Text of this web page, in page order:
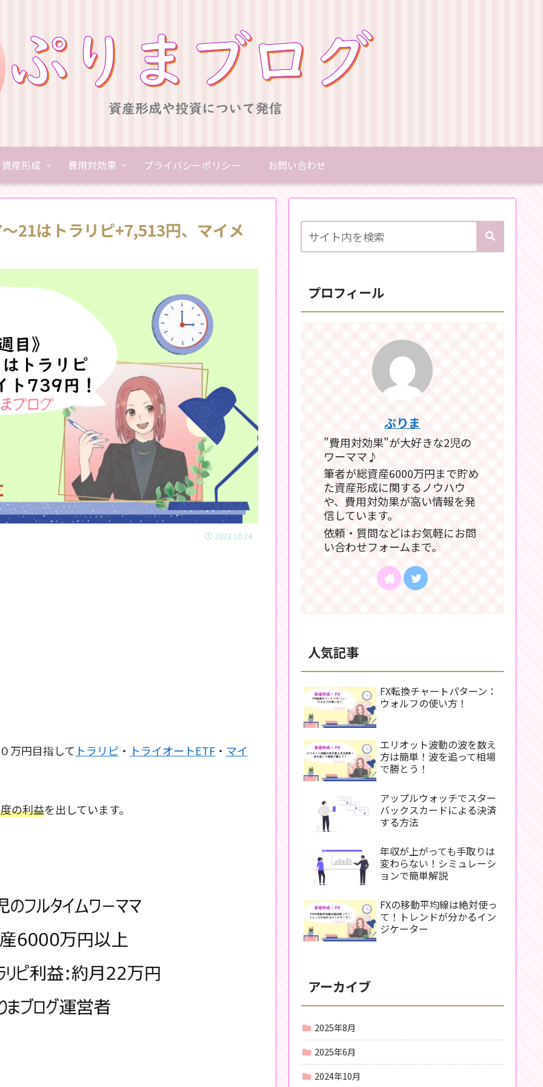
資産形成 費用対効果 プライバシーポリシー お問い合わせ
21はトラリピ+7,513円、マイメ
2022.10.24
万円目指して トラリピ ・ トライオートETF ・ マイ
の利益を出しています。
プロフィール
ぷりま
"費用対効果"が大好きな2児の
ワーママ♪
筆者が総資産6000万円まで貯め
た資産形成に関するノウハウ
や、費用対効果が高い情報を発
信しています。
依頼・質問などはお気軽にお問
い合わせフォームまで。
人気記事
FX転換チャートパターン：
ウォルフの使い方！
エリオット波動の波を数え
方は簡単！波を追って相場
で勝とう！
アップルウォッチでスター
バックスカードによる決済
する方法
年収が上がっても手取りは
変わらない！シミュレーシ
ョンで簡単解説
FXの移動平均線は絶対使っ
て！トレンドが分かるイン
ジケーター
アーカイブ
2025年8月
2025年6月
2024年10月